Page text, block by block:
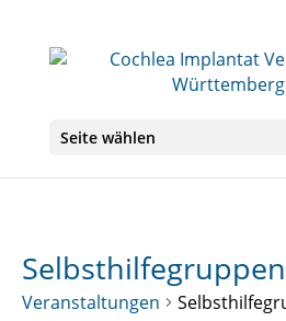
Seite wählen
Selbsthilfegruppen
Veranstaltungen